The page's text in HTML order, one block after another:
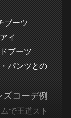
ブーツ
イ
ブーツ
パンツとの
ズコーデ例
で王道スト